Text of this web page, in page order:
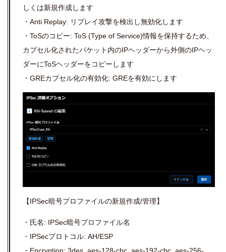
しくは新規作成します
・Anti Replay: リプレイ攻撃を検出し無効化します
・ToSのコピー: ToS (Type of Service)情報を保持するため、
カプセル化されたパケット内のIPヘッダーから外側のIPヘッ
ダーにToSヘッダーをコピーします
・GREカプセル化の有効化: GREを有効にします
【IPSec暗号プロファイルの新規作成/管理】
・氏名: IPSec暗号プロファイル名
・IPSecプロトコル: AH/ESP